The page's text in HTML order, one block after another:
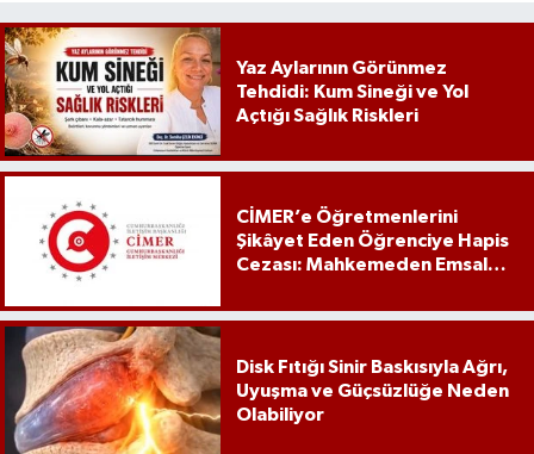
Yaz Aylarının Görünmez
Tehdidi: Kum Sineği ve Yol
Açtığı Sağlık Riskleri
CİMER’e Öğretmenlerini
Şikâyet Eden Öğrenciye Hapis
Cezası: Mahkemeden Emsal
Disk Fıtığı Sinir Baskısıyla Ağrı,
Uyuşma ve Güçsüzlüğe Neden
Olabiliyor